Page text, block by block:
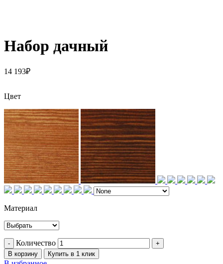
Набор дачный
14 193₽
Цвет
Материал
Количество
В корзину Купить в 1 клик